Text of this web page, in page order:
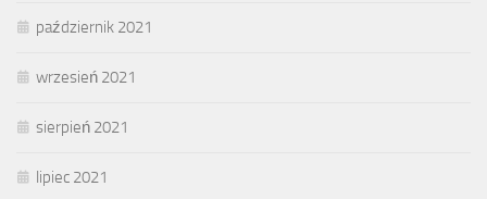
październik 2021
wrzesień 2021
sierpień 2021
lipiec 2021